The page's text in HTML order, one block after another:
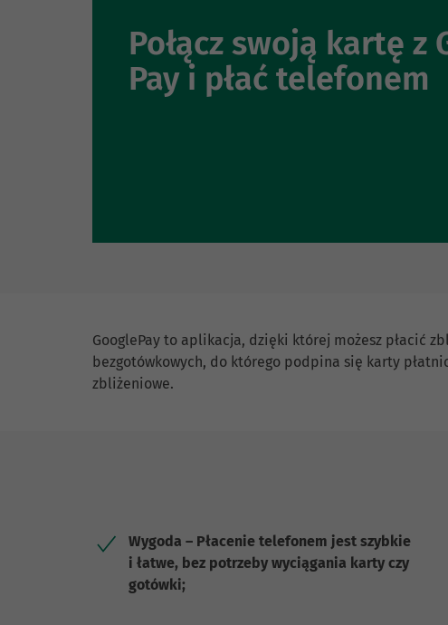
Połącz swoją kartę z
Pay i płać telefonem
GooglePay to aplikacja, dzięki której możesz płacić
bezgotówkowych, do którego podpina się karty
zbliżeniowe.
Wygoda – Płacenie telefonem jest szybkie
i łatwe, bez potrzeby wyciągania karty czy
gotówki;